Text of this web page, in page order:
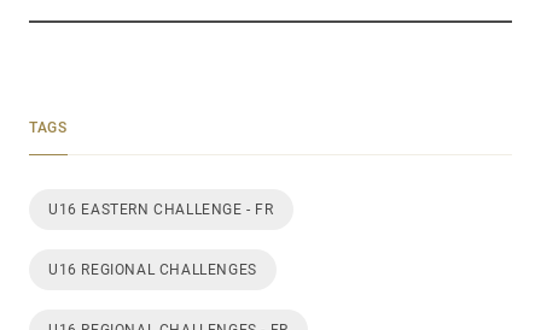
TAGS
U16 EASTERN CHALLENGE - FR
U16 REGIONAL CHALLENGES